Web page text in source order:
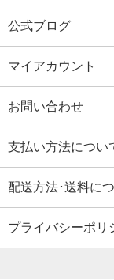
公式ブログ
マイアカウント
お問い合わせ
支払い方法につい
配送方法･送料に
プライバシーポリ